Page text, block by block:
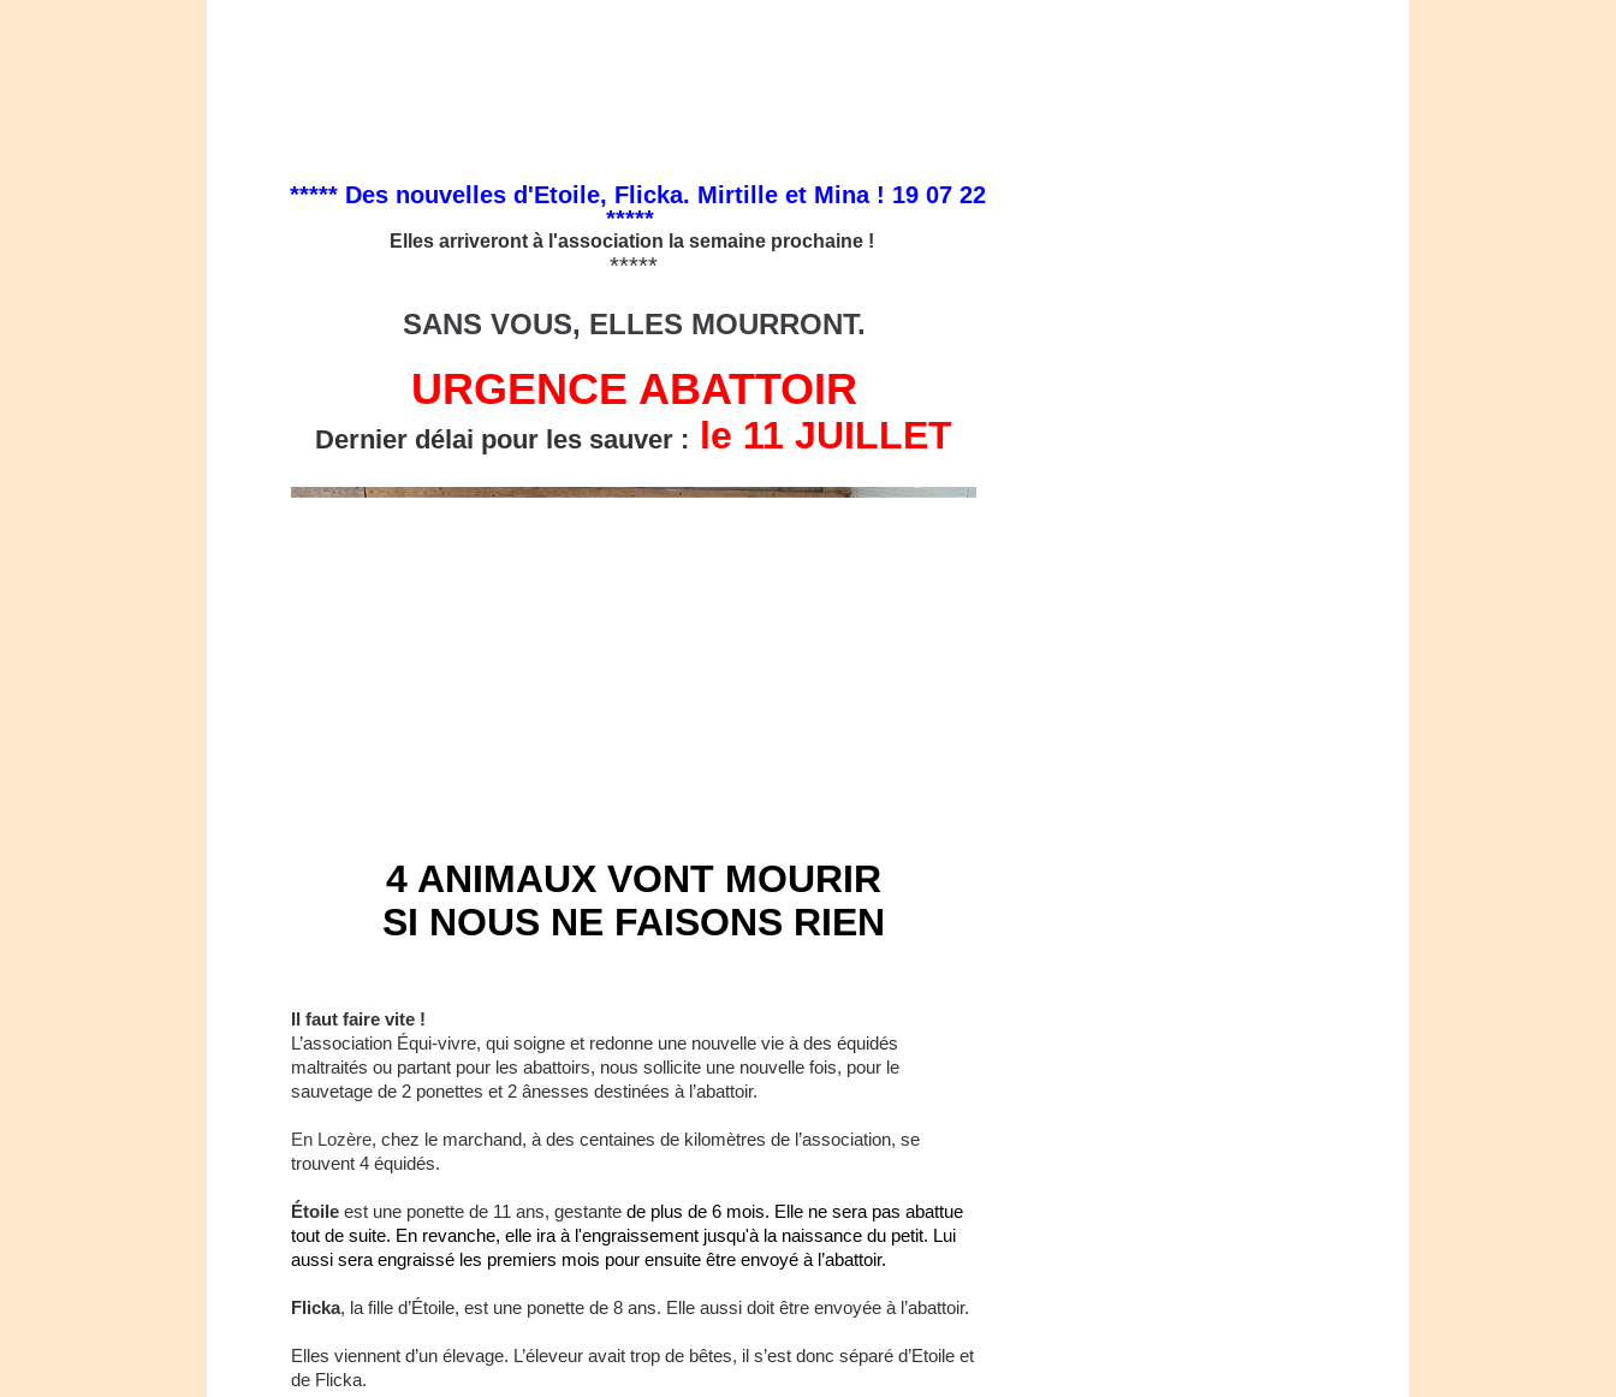
***** Des nouvelles d'Etoile, Flicka. Mirtille et Mina ! 19 07 22
*****
Elles arriveront à l'association la semaine prochaine !
­*****
SANS VOUS, ELLES MOURRONT.
URGENCE ABATTOIR
Dernier délai pour les sauver : le 11 JUILLET
4 ANIMAUX VONT MOURIR
SI NOUS NE FAISONS RIEN
Il faut faire vite !
L’association Équi-vivre, qui soigne et redonne une nouvelle vie à des équidés
maltraités ou partant pour les abattoirs, nous sollicite une nouvelle fois, pour le
sauvetage de 2 ponettes et 2 ânesses destinées à l’abattoir.
En Lozère, chez le marchand, à des centaines de kilomètres de l’association, se
trouvent 4 équidés.
Étoile est une ponette de 11 ans, gestante de plus de 6 mois. Elle ne sera pas abattue
tout de suite. En revanche, elle ira à l'engraissement jusqu'à la naissance du petit. Lui
aussi sera engraissé les premiers mois pour ensuite être envoyé à l’abattoir.
Flicka, la fille d’Étoile, est une ponette de 8 ans. Elle aussi doit être envoyée à l’abattoir.
Elles viennent d’un élevage. L’éleveur avait trop de bêtes, il s’est donc séparé d’Etoile et
de Flicka.